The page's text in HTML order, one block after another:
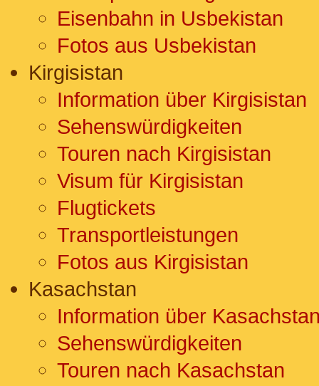
Eisenbahn in Usbekistan
Fotos aus Usbekistan
Kirgisistan
Information über Kirgisistan
Sehenswürdigkeiten
Touren nach Kirgisistan
Visum für Kirgisistan
Flugtickets
Transportleistungen
Fotos aus Kirgisistan
Kasachstan
Information über
Sehenswürdigkeiten
Touren nach Kasachstan